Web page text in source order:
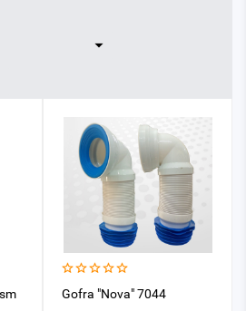
Gofra "Nova" 7044